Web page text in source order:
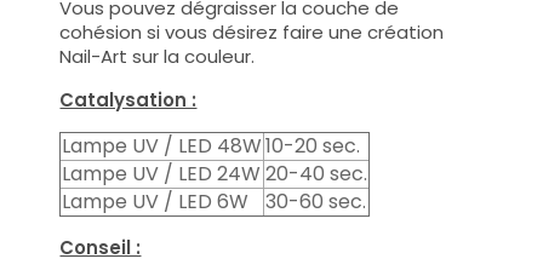
Vous pouvez dégraisser la couche de
cohésion si vous désirez faire une création
Nail-Art sur la couleur.
Catalysation :
Lampe UV / LED 48W10-20 sec.
Lampe UV / LED 24W 20-40 sec.
Lampe UV / LED 6W
30-60 sec.
Conseil :